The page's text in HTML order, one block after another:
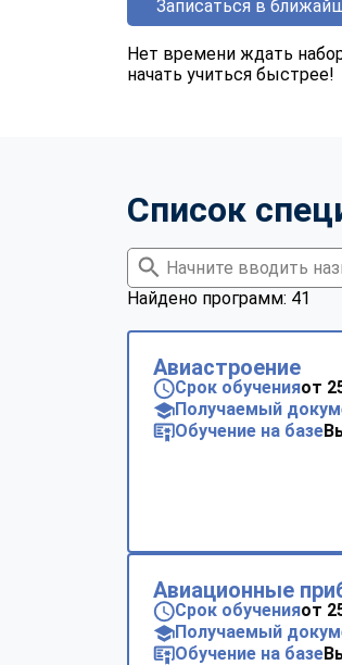
Записаться в
Нет времени ждать
начать учиться быстрее!
Список
Найдено программ: 41
Авиастроение
Срок обученияот
Получаемый
Обучение на базе
Авиационные
Срок обученияот
Получаемый
Обучение на базе